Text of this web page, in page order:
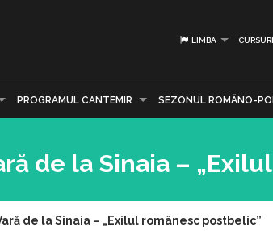
LIMBA CURSURI
PROGRAMUL CANTEMIR SEZONUL ROMÂNO-
de la Sinaia –
de la Sinaia – „Exilul românesc postbelic”